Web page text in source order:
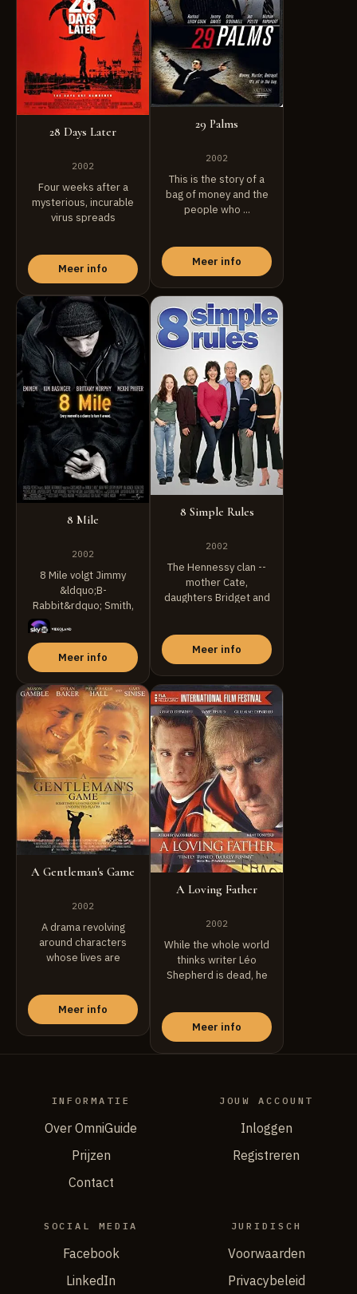
28 Days Later
2002
Four weeks after a
mysterious, incurable
virus spreads
Meer info
29 Palms
2002
This is the story of a
bag of money and the
people who ...
Meer info
8 Mile
2002
8 Mile volgt Jimmy
&ldquo;B-
Rabbit&rdquo; Smith,
een jonge rapper uit
Detroit die ...
Meer info
8 Simple Rules
2002
The Hennessy clan --
mother Cate,
daughters Bridget and
Meer info
A Gentleman's Game
2002
A drama revolving
around characters
whose lives are
Meer info
A Loving Father
2002
While the whole world
thinks writer Léo
Shepherd is dead, he
Meer info
INFORMATIE
Over OmniGuide
Prijzen
Contact
JOUW ACCOUNT
Inloggen
Registreren
SOCIAL MEDIA
Facebook
LinkedIn
JURIDISCH
Voorwaarden
Privacybeleid